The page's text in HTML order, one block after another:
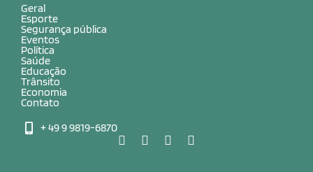
Geral
Esporte
Segurança pública
Eventos
Política
Saúde
Educação
Trânsito
Economia
Contato
+ 49 9 9819-6870